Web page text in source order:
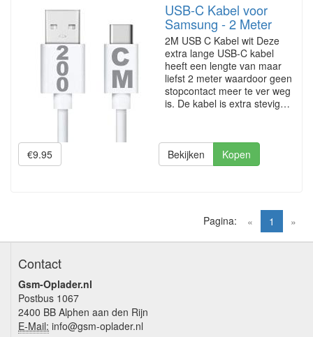
USB-C Kabel voor
Samsung - 2 Meter
2M USB C Kabel wit Deze
extra lange USB-C kabel
heeft een lengte van maar
liefst 2 meter waardoor geen
stopcontact meer te ver weg
is. De kabel is extra stevig…
€9.95 Bekijken Kopen
« 1 (current)
»
Pagina:
Contact
Gsm-Oplader.nl
Postbus 1067
2400 BB Alphen aan den Rijn
E-Mail: info@gsm-oplader.nl